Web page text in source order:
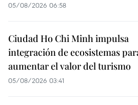
05/08/2026 06:58
Ciudad Ho Chi Minh impulsa
integración de ecosistemas
aumentar el valor del turismo
05/08/2026 03:41